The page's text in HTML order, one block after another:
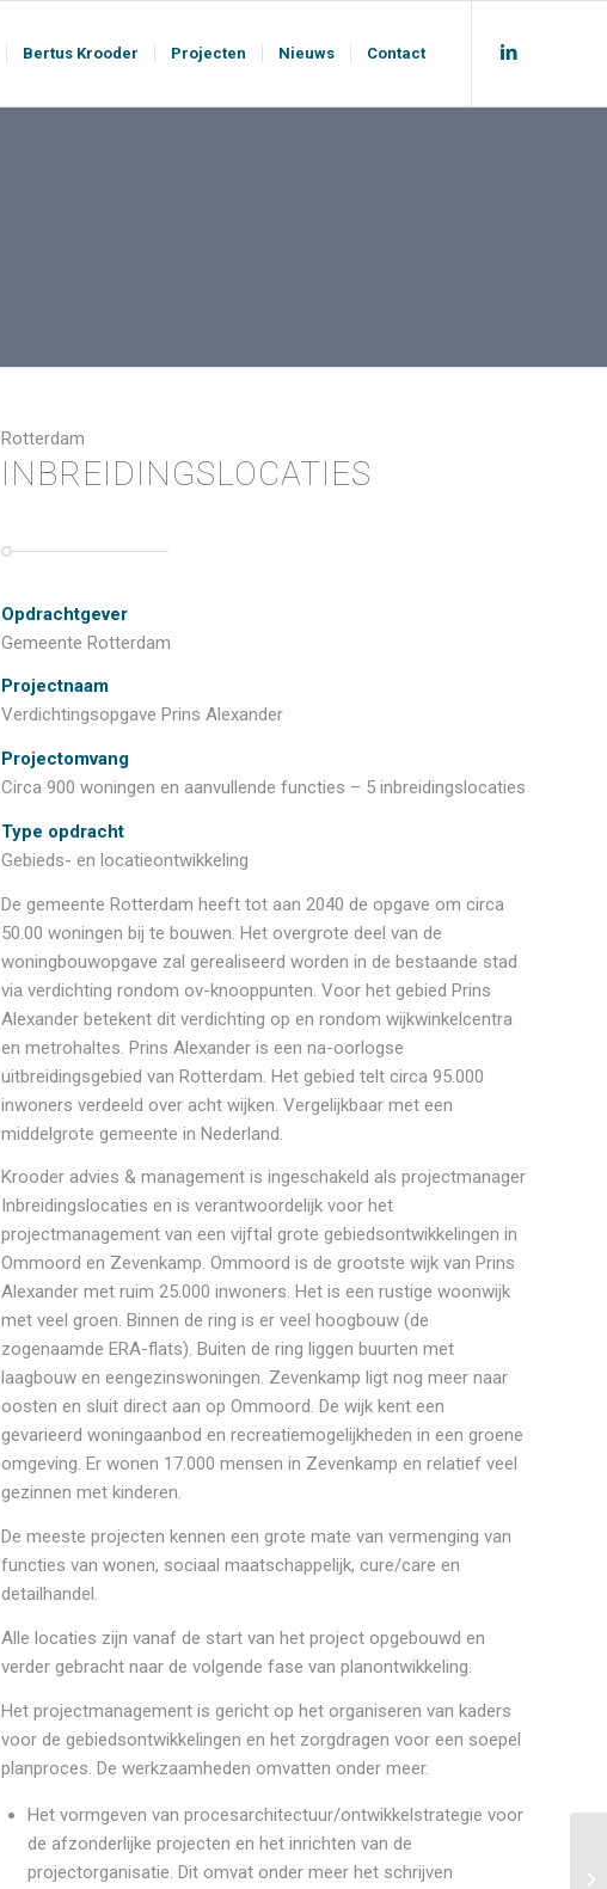
Bertus Krooder Projecten Nieuws Contact
Rotterdam
INBREIDINGSLOCATIES
Opdrachtgever
Gemeente Rotterdam
Projectnaam
Verdichtingsopgave Prins Alexander
Projectomvang
Circa 900 woningen en aanvullende functies – 5 inbreidingslocaties
Type opdracht
Gebieds- en locatieontwikkeling
De gemeente Rotterdam heeft tot aan 2040 de opgave om circa
50.00 woningen bij te bouwen. Het overgrote deel van de
woningbouwopgave zal gerealiseerd worden in de bestaande stad
via verdichting rondom ov-knooppunten. Voor het gebied Prins
Alexander betekent dit verdichting op en rondom wijkwinkelcentra
en metrohaltes. Prins Alexander is een na-oorlogse
uitbreidingsgebied van Rotterdam. Het gebied telt circa 95.000
inwoners verdeeld over acht wijken. Vergelijkbaar met een
middelgrote gemeente in Nederland.
Krooder advies & management is ingeschakeld als projectmanager
Inbreidingslocaties en is verantwoordelijk voor het
projectmanagement van een vijftal grote gebiedsontwikkelingen in
Ommoord en Zevenkamp. Ommoord is de grootste wijk van Prins
Alexander met ruim 25.000 inwoners. Het is een rustige woonwijk
met veel groen. Binnen de ring is er veel hoogbouw (de
zogenaamde ERA-flats). Buiten de ring liggen buurten met
laagbouw en eengezinswoningen. Zevenkamp ligt nog meer naar
oosten en sluit direct aan op Ommoord. De wijk kent een
gevarieerd woningaanbod en recreatiemogelijkheden in een groene
omgeving. Er wonen 17.000 mensen in Zevenkamp en relatief veel
gezinnen met kinderen.
De meeste projecten kennen een grote mate van vermenging van
functies van wonen, sociaal maatschappelijk, cure/care en
detailhandel.
Alle locaties zijn vanaf de start van het project opgebouwd en
verder gebracht naar de volgende fase van planontwikkeling.
Het projectmanagement is gericht op het organiseren van kaders
voor de gebiedsontwikkelingen en het zorgdragen voor een soepel
planproces. De werkzaamheden omvatten onder meer.
Het vormgeven van procesarchitectuur/ontwikkelstrategie voor
de afzonderlijke projecten en het inrichten van de
projectorganisatie. Dit omvat onder meer het schrijven